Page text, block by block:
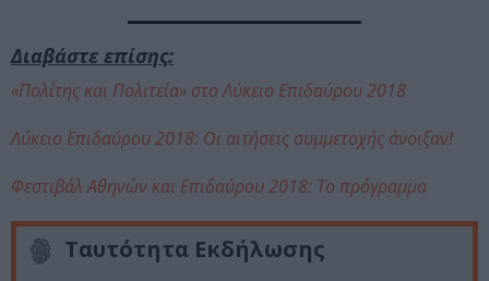
Διαβάστε επίσης:
«Πολίτης και Πολιτεία» στο Λύκειο Επιδαύρου 2018
Λύκειο Επιδαύρου 2018: Οι αιτήσεις συμμετοχής άνοιξαν!
Φεστιβάλ Αθηνών και Επιδαύρου 2018: Το πρόγραμμα
Ταυτότητα Εκδήλωσης